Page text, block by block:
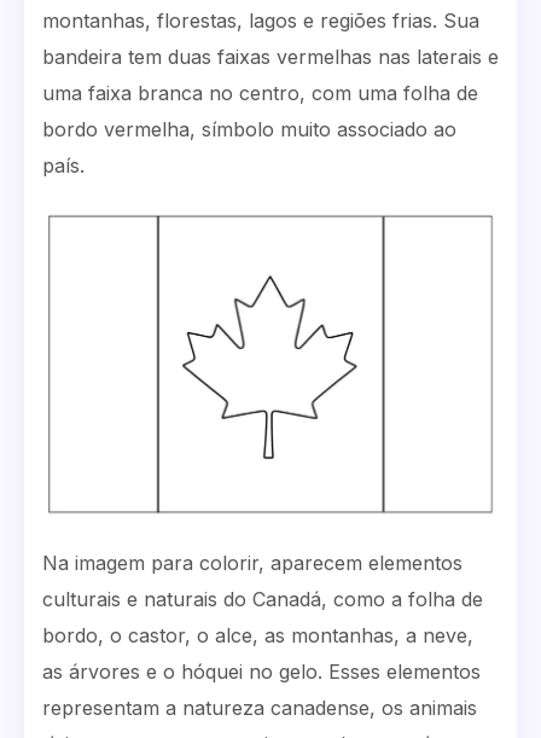
montanhas, florestas, lagos e regiões frias. Sua
bandeira tem duas faixas vermelhas nas laterais e
uma faixa branca no centro, com uma folha de
bordo vermelha, símbolo muito associado ao
país.
Na imagem para colorir, aparecem elementos
culturais e naturais do Canadá, como a folha de
bordo, o castor, o alce, as montanhas, a neve,
as árvores e o hóquei no gelo. Esses elementos
representam a natureza canadense, os animais